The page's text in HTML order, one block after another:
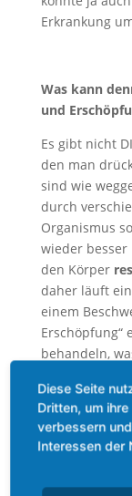
Erkrankung
Was kann
und
Es gibt nicht
den man
sind wie
durch
Organismus
wieder
den Körper
daher läuft
einem
Erschöpfung“
behandeln,
häufen. So
vegetativen
Nebennieren,
Leber. Die
Diese Seite
Dritten, um
verbessern
Interessen der